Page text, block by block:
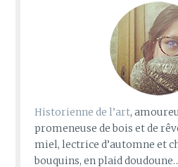
Historienne de l’art,
promeneuse de bois et de
miel, lectrice d’automne et
bouquins, en plaid